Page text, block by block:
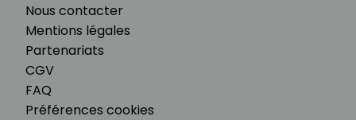
Nous contacter
Mentions légales
Partenariats
CGV
FAQ
Préférences cookies